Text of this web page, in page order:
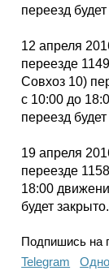
переезд
12 апреля
переезде
Совхоз 10)
с 10:00 до
переезд
19 апреля
переезде
18:00
будет закрыто.
Подпишись на
Telegram